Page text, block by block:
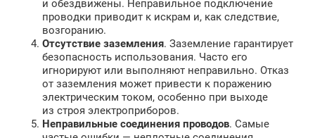
и обездвижены. Неправильное подключение
проводки приводит к искрам и, как следствие,
возгоранию.
Отсутствие заземления. Заземление гарантирует
безопасность использования. Часто его
игнорируют или выполняют неправильно. Отказ
от заземления может привести к поражению
электрическим током, особенно при выходе
из строя электроприборов.
Неправильные соединения проводов. Самые